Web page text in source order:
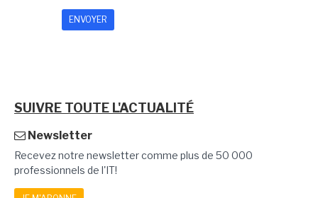
SUIVRE TOUTE L'ACTUALITÉ
Newsletter
Recevez notre newsletter comme plus de 50 000
professionnels de l'IT!